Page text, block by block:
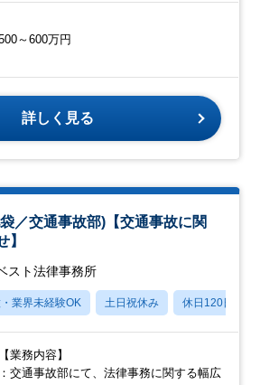
～600万円
詳しく見る
／交通事故部)【交通事故に関
】
スト法律事務所
業界未経験OK 土日祝休み 休日120日以上
【業務内容】
：交通事故部にて、法律事務に関する幅広